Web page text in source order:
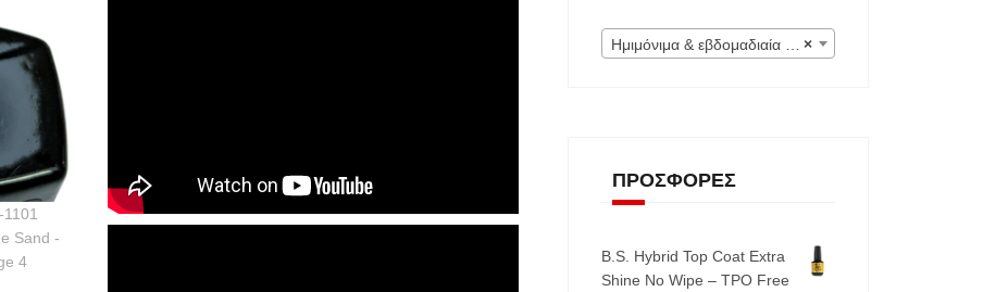
×
Ημιμόνιμα & εβδομαδιαία (Εκτός) (0)
ΠΡΟΣΦΟΡΈΣ
B.S. Hybrid Top Coat Extra
Shine No Wipe – TPO Free